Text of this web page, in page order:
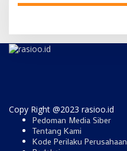
Copy Right @2023 rasioo.id
Pedoman Media Siber
Tentang Kami
Kode Perilaku Perusahaan